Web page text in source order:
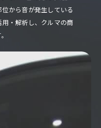
から音が発生している
用・解析し、クルマの商